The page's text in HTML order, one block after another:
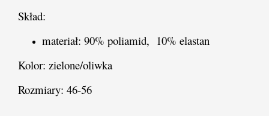
Skład:
materiał: 90% poliamid, 10% elastan
Kolor: zielone/oliwka
Rozmiary: 46-56